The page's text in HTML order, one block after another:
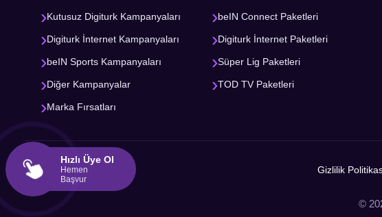
Kutusuz Digiturk Kampanyaları
Digiturk İnternet Kampanyaları
beIN Sports Kampanyaları
Diğer Kampanyalar
Marka Fırsatları
beIN Connect Paketleri
Digiturk İnternet Paketleri
Süper Lig Paketleri
TOD TV Paketleri
Gizlilik
©
Hızlı Üye Ol
Hemen
Başvur